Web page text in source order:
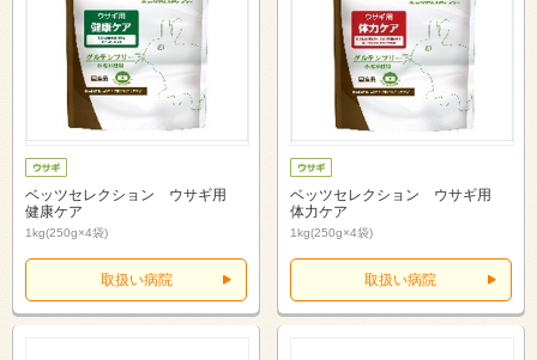
ベッツセレクション ウサギ用
健康ケア
1kg(250g×4袋)
取扱い病院
ベッツセレクション ウサギ用
体力ケア
1kg(250g×4袋)
取扱い病院